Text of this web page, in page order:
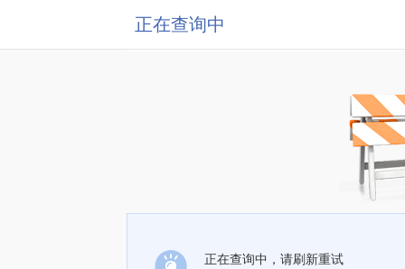
正在查询中
正在查询中，请刷新重试